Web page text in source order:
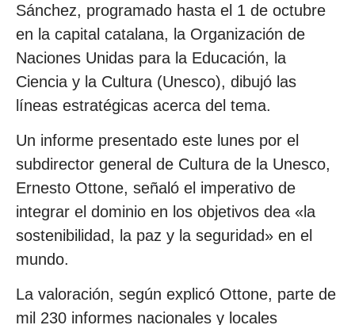
Sánchez, programado hasta el 1 de octubre
en la capital catalana, la Organización de
Naciones Unidas para la Educación, la
Ciencia y la Cultura (Unesco), dibujó las
líneas estratégicas acerca del tema.
Un informe presentado este lunes por el
subdirector general de Cultura de la Unesco,
Ernesto Ottone, señaló el imperativo de
integrar el dominio en los objetivos dea «la
sostenibilidad, la paz y la seguridad» en el
mundo.
La valoración, según explicó Ottone, parte de
mil 230 informes nacionales y locales